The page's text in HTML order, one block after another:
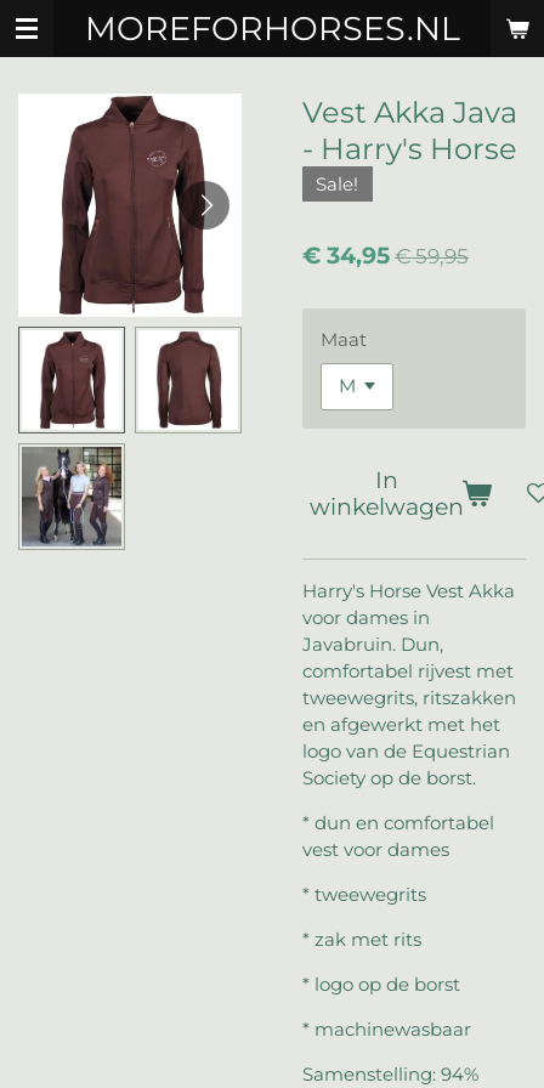
Ga
hoofdinhoud
MOREFORHORSES.NL
Vest Akka Java
- Harry's Horse
Sale!
€ 34,95 € 59,95
Maat
In
winkelwagen
Harry's Horse Vest Akka
voor dames in
Javabruin. Dun,
comfortabel rijvest met
tweewegrits, ritszakken
en afgewerkt met het
logo van de Equestrian
Society op de borst.
* dun en comfortabel
vest voor dames
* tweewegrits
* zak met rits
* logo op de borst
* machinewasbaar
Samenstelling: 94%